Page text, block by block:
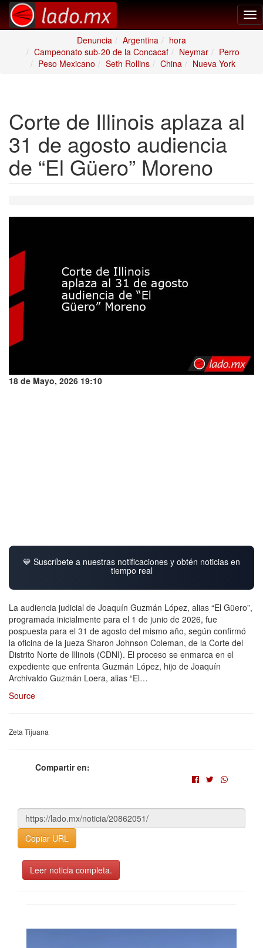
Denuncia
Argentina
hora
Campeonato sub-20 de la Concacaf
Neymar
Perro
Peso Mexicano
Seth Rollins China Nueva York
Corte de Illinois aplaza al
31 de agosto audiencia
de “El Güero” Moreno
18 de Mayo, 2026 19:10
💙 Suscríbete a nuestras notificaciones y obtén noticias en
tiempo real
La audiencia judicial de Joaquín Guzmán López, alias “El Güero”,
programada inicialmente para el 1 de junio de 2026, fue
pospuesta para el 31 de agosto del mismo año, según confirmó
la oficina de la jueza Sharon Johnson Coleman, de la Corte del
Distrito Norte de Illinois (CDNI). El proceso se enmarca en el
expediente que enfrenta Guzmán López, hijo de Joaquín
Archivaldo Guzmán Loera, alias “El…
Source
Zeta Tijuana
Compartir en:
Copiar URL
Leer noticia completa.